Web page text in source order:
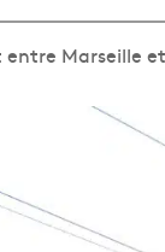
entre Marseille